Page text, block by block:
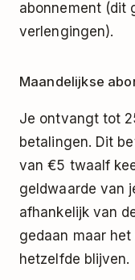
abonnement (dit
verlengingen).
Maandelijkse
Je ontvangt tot
betalingen. Dit
van €5 twaalf
geldwaarde van
afhankelijk van
gedaan maar
hetzelfde blijven.